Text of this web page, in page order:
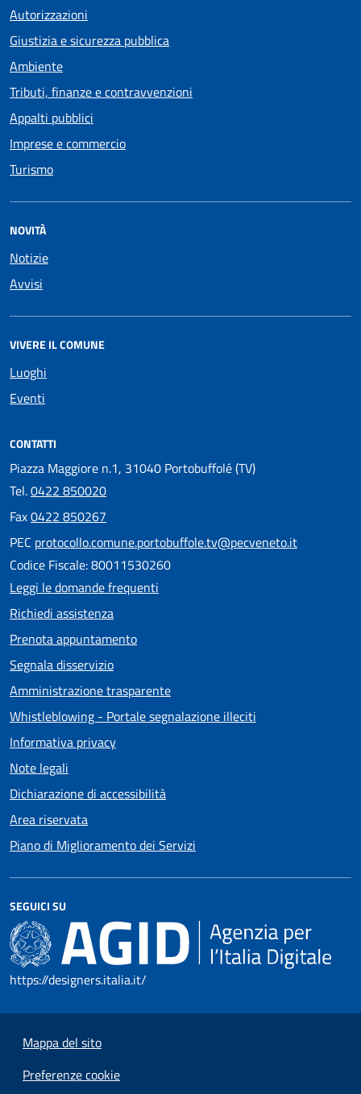
Autorizzazioni
Giustizia e sicurezza pubblica
Ambiente
Tributi, finanze e contravvenzioni
Appalti pubblici
Imprese e commercio
Turismo
NOVITÀ
Notizie
Avvisi
VIVERE IL COMUNE
Luoghi
Eventi
CONTATTI
Piazza Maggiore n.1, 31040 Portobuffolé (TV)
Tel.0422 850020
Fax0422 850267
PEC protocollo.comune.portobuffole.tv@pecveneto.it
Codice Fiscale: 80011530260
Leggi le domande frequenti
Richiedi assistenza
Prenota appuntamento
Segnala disservizio
Amministrazione trasparente
Whistleblowing - Portale segnalazione illeciti
Informativa privacy
Note legali
Dichiarazione di accessibilità
Area riservata
Piano di Miglioramento dei Servizi
SEGUICI SU
https://designers.italia.it/
Mappa del sito
Preferenze cookie